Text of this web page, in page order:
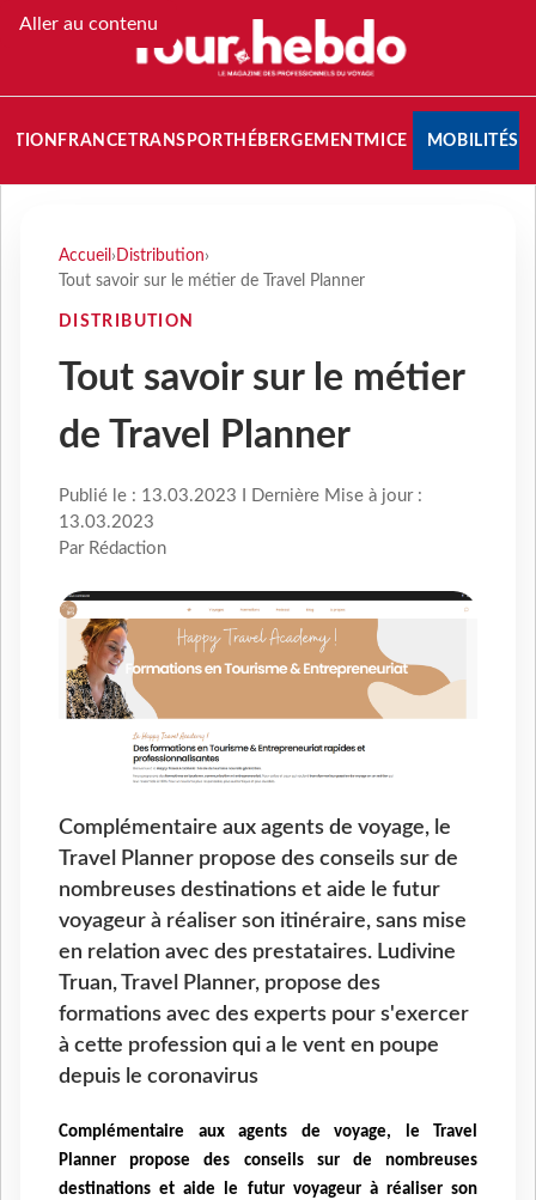
Aller au contenu
FRANCETRANSPORT HÉBERGEMENTMICE MOBILITÉS
Accueil › Distribution›
Tout savoir sur le métier de Travel Planner
DISTRIBUTION
Tout savoir sur le métier
de Travel Planner
Publié le : 13.03.2023 I Dernière Mise à jour :
13.03.2023
Par Rédaction
Complémentaire aux agents de voyage, le
Travel Planner propose des conseils sur de
nombreuses destinations et aide le futur
voyageur à réaliser son itinéraire, sans mise
en relation avec des prestataires. Ludivine
Truan, Travel Planner, propose des
formations avec des experts pour s'exercer
à cette profession qui a le vent en poupe
depuis le coronavirus
Complémentaire aux agents de voyage, le Travel
Planner propose des conseils sur de nombreuses
destinations et aide le futur voyageur à réaliser son